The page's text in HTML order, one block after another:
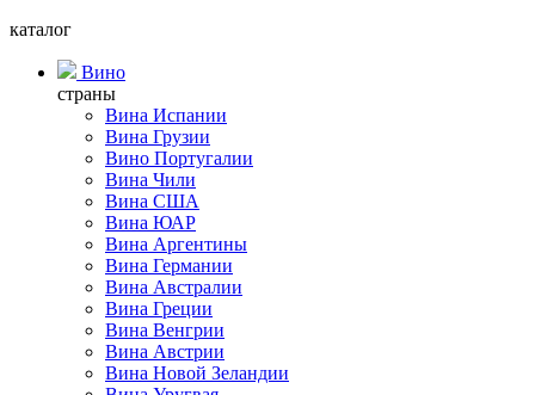
каталог
Вино
страны
Вина Испании
Вина Грузии
Вино Португалии
Вина Чили
Вина США
Вина ЮАР
Вина Аргентины
Вина Германии
Вина Австралии
Вина Греции
Вина Венгрии
Вина Австрии
Вина Новой Зеландии